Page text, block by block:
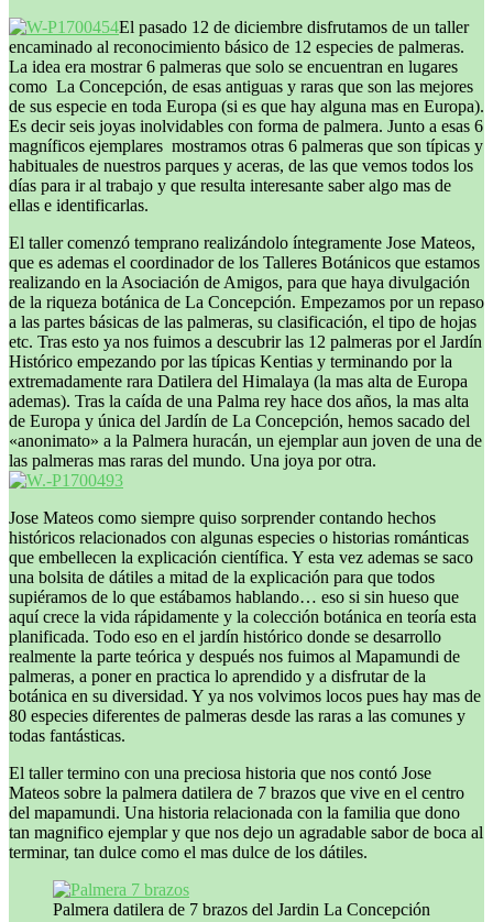
El pasado 12 de diciembre disfrutamos de un taller
encaminado al reconocimiento básico de 12 especies de palmeras.
La idea era mostrar 6 palmeras que solo se encuentran en lugares
como La Concepción, de esas antiguas y raras que son las mejores
de sus especie en toda Europa (si es que hay alguna mas en Europa).
Es decir seis joyas inolvidables con forma de palmera. Junto a esas 6
magníficos ejemplares mostramos otras 6 palmeras que son típicas y
habituales de nuestros parques y aceras, de las que vemos todos los
días para ir al trabajo y que resulta interesante saber algo mas de
ellas e identificarlas.
El taller comenzó temprano realizándolo íntegramente Jose Mateos,
que es ademas el coordinador de los Talleres Botánicos que estamos
realizando en la Asociación de Amigos, para que haya divulgación
de la riqueza botánica de La Concepción. Empezamos por un repaso
a las partes básicas de las palmeras, su clasificación, el tipo de hojas
etc. Tras esto ya nos fuimos a descubrir las 12 palmeras por el Jardín
Histórico empezando por las típicas Kentias y terminando por la
extremadamente rara Datilera del Himalaya (la mas alta de Europa
ademas). Tras la caída de una Palma rey hace dos años, la mas alta
de Europa y única del Jardín de La Concepción, hemos sacado del
«anonimato» a la Palmera huracán, un ejemplar aun joven de una de
las palmeras mas raras del mundo. Una joya por otra.
Jose Mateos como siempre quiso sorprender contando hechos
históricos relacionados con algunas especies o historias románticas
que embellecen la explicación científica. Y esta vez ademas se saco
una bolsita de dátiles a mitad de la explicación para que todos
supiéramos de lo que estábamos hablando… eso si sin hueso que
aquí crece la vida rápidamente y la colección botánica en teoría esta
planificada. Todo eso en el jardín histórico donde se desarrollo
realmente la parte teórica y después nos fuimos al Mapamundi de
palmeras, a poner en practica lo aprendido y a disfrutar de la
botánica en su diversidad. Y ya nos volvimos locos pues hay mas de
80 especies diferentes de palmeras desde las raras a las comunes y
todas fantásticas.
El taller termino con una preciosa historia que nos contó Jose
Mateos sobre la palmera datilera de 7 brazos que vive en el centro
del mapamundi. Una historia relacionada con la familia que dono
tan magnifico ejemplar y que nos dejo un agradable sabor de boca al
terminar, tan dulce como el mas dulce de los dátiles.
Palmera datilera de 7 brazos del Jardin La Concepción